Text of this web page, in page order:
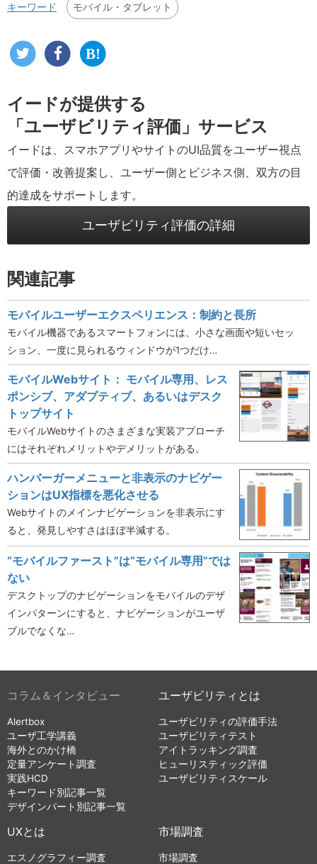
キーワード モバイル・タブレット
イードが提供する
「ユーザビリティ評価」サービス
イードは、スマホアプリやサイトのUI品質をユーザー視点
で評価・改善提案し、ユーザー側とビジネス側、双方の目
的達成をサポートします。
ユーザビリティ評価の詳細
関連記事
モバイルユーザーエクスペリエンス：制約と長所
モバイル機器であるスマートフォンには、小さな画面や短いセッ
ション、一度に見られるウィンドウが1つだけ…
モバイルWebサイト： モバイル専用、レス
ポンシブ、アダプティブ、あるいはデスク
トップサイト
モバイルWebサイトのさまざまな実装アプローチ
にはそれぞれメリットやデメリットがある。
ハンバーガーメニューと非表示のナビゲー
ションはUX指標を悪化させる
Webサイトのメインナビゲーションを非表示にす
ると、発見しやすさはほぼ半減する。
“モバイルファースト”は“モバイル専用”では
ない
デスクトップのナビゲーションをモバイルのデザ
インパターンにすると、ナビゲーションがユーザ
ブルでなくな…
コラム＆インタビュー
Alertbox
ユーザ工学講義
海外とのかけ橋
定量アンケート調査
実践HCD
キーワード別記事一覧
デザインパート別記事一覧
ユーザビリティとは
ユーザビリティの評価手法
ユーザビリティテスト
アイトラッキング調査
ヒューリスティック評価
ユーザビリティスケール
UXとは
エスノグラフィー調査
市場調査
市場調査